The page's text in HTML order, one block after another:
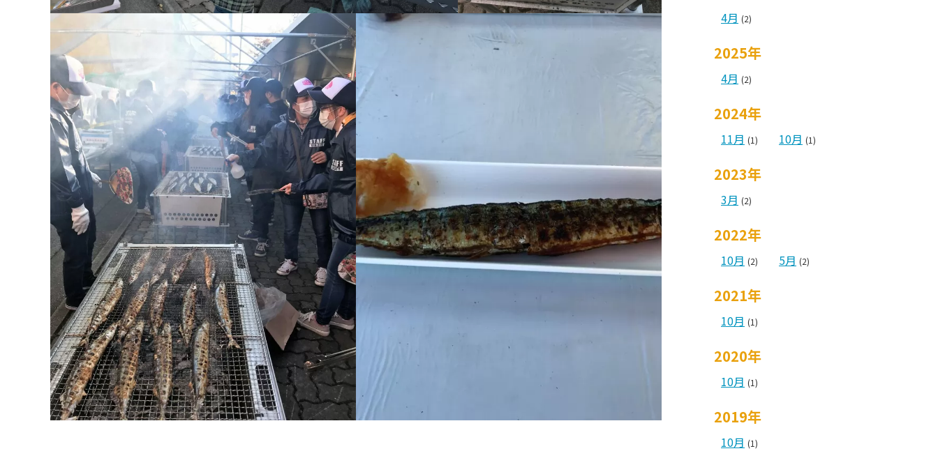
4月 (2)
2025年
4月 (2)
2024年
11月 (1) 10月 (1)
2023年
3月 (2)
2022年
10月 (2) 5月 (2)
2021年
10月 (1)
2020年
10月 (1)
2019年
10月 (1)